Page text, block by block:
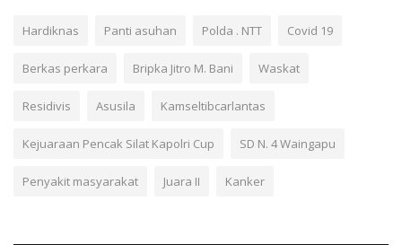
Hardiknas Panti asuhan Polda . NTT Covid 19
Berkas perkara Bripka Jitro M. Bani Waskat
Residivis Asusila Kamseltibcarlantas
Kejuaraan Pencak Silat Kapolri Cup SD N. 4 Waingapu
Penyakit masyarakat Juara II Kanker